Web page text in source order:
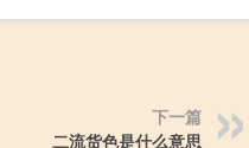
下一篇
二流货色是什么意思